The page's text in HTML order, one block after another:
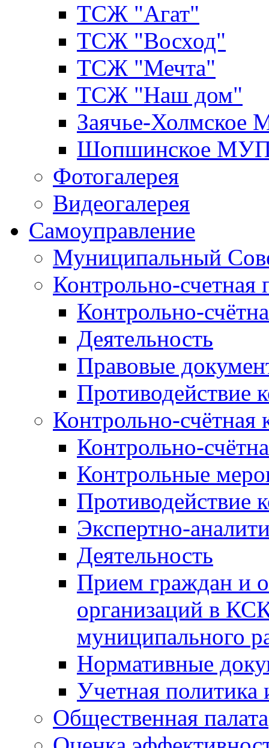
ТСЖ "Агат"
ТСЖ "Восход"
ТСЖ "Мечта"
ТСЖ "Наш дом"
Заячье-
Шопшинское
Фотогалерея
Видеогалерея
Самоуправление
Муниципальный
Контрольно-счетная
Контрольно-
Деятельность
Правовые
Противодействие
Контрольно-счётная
Контрольно-
Контрольные
Противодействие
Экспертно-
Деятельность
Прием граждан и
организаций в
муниципального
Нормативные
Учетная политика
Общественная палата